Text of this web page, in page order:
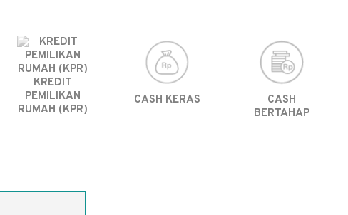
KREDIT
PEMILIKAN
RUMAH (KPR)
CASH KERAS
CASH
BERTAHAP